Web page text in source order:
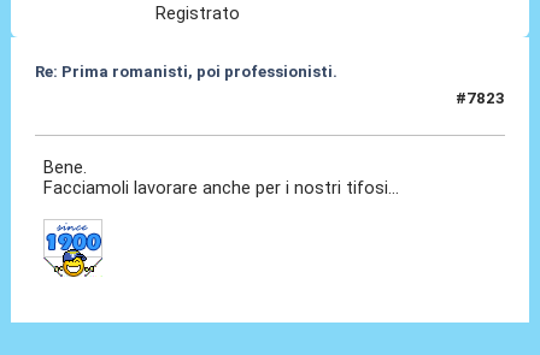
Registrato
Re: Prima romanisti, poi professionisti.
#7823
Bene.
Facciamoli lavorare anche per i nostri tifosi...